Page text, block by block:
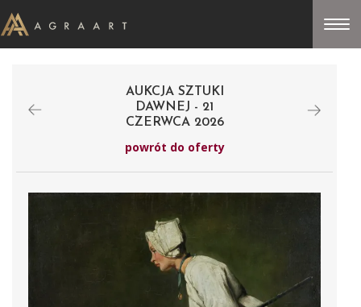
AUKCJA SZTUKI
DAWNEJ - 21
CZERWCA 2026
powrót do oferty